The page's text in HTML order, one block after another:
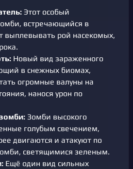
Этот особый
встречающийся в
выплевывать рой насекомых,
Новый вид зараженного
в снежных биомах,
огромные валуны на
нанося урон по
Зомби высокого
голубым свечением,
двигаются и атакуют по
светящимися зеленым.
Ещё один вид сильных